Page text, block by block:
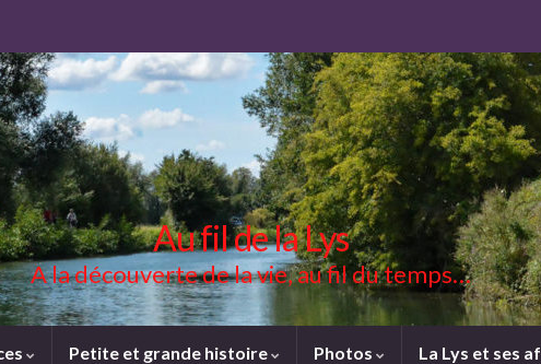
Au fil de la Lys
A la découverte de la vie, au fil du temps…
Petite et grande histoire Photos La Lys et ses